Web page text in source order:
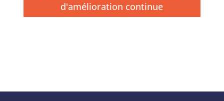
d'amélioration continue